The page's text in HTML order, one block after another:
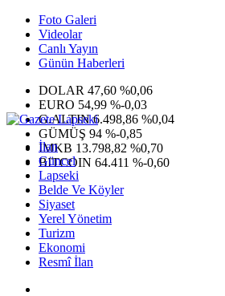
Foto Galeri
Videolar
Canlı Yayın
Günün Haberleri
DOLAR 47,60 %0,06
EURO 54,99 %-0,03
G.ALTIN6.498,86 %0,04
GÜMÜŞ 94 %-0,85
IMKB 13.798,82 %0,70
BITCOIN 64.411 %-0,60
İlan
Güncel
Lapseki
Belde Ve Köyler
Siyaset
Yerel Yönetim
Turizm
Ekonomi
Resmî İlan